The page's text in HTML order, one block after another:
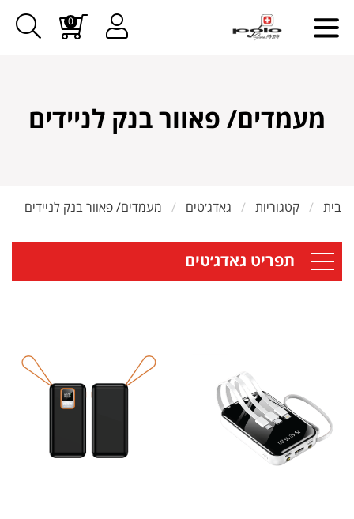
0
מעמדים/ פאוור בנק לניידים
בית קטגוריות גאדג׳טים מעמדים/ פאוור בנק לניידים
תפריט גאדג׳טים